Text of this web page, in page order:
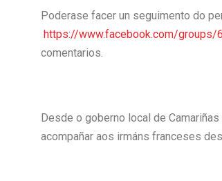
Poderase facer un seguimento do
https://www.facebook.com/groups/
comentarios.
Desde o goberno local de
acompañar aos irmáns franceses